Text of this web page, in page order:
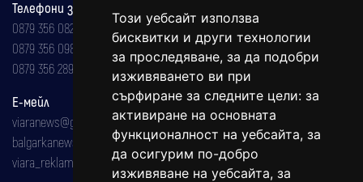
Този уебсайт използва
бисквитки и други технологии
за проследяване, за да подобри
изживяването ви при
сърфиране за следните цели: за
активиране на основната
функционалност на уебсайта, за
да осигурим по-добро
изживяване на уебсайта, за
Телефони за реклама и абонаменти
0879 356 082
0879 356 098
0879 356 289
Е-мейл
viaranews@gmail.com
balgarkanews@gmail.com
viara_reklama@mail.bg